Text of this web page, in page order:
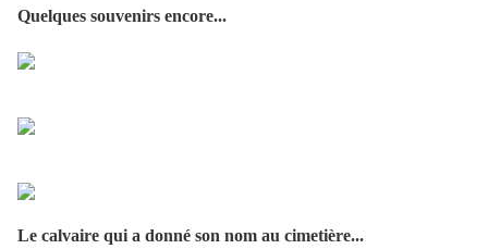
Quelques souvenirs encore...
Le calvaire qui a donné son nom au cimetière...